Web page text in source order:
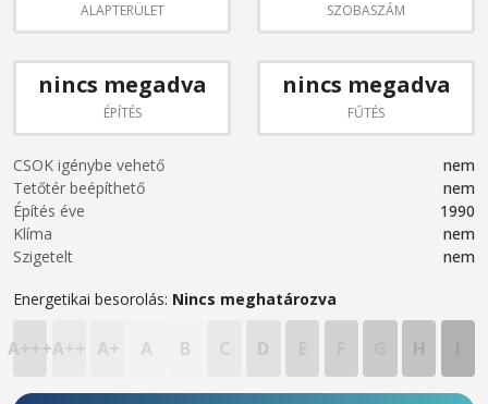
ALAPTERÜLET SZOBASZÁM
nincs megadva
ÉPÍTÉS
nincs megadva
FŰTÉS
CSOK igénybe vehető
nem
Tetőtér beépíthető
nem
Építés éve
1990
Klíma
nem
Szigetelt
nem
Energetikai besorolás: Nincs meghatározva
A+++A++ A+ A B C D